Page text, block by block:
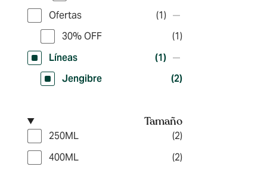
Ofertas
(1)
30% OFF
(1)
Líneas
(1)
Jengibre
(2)
Tamaño
250ML
(2)
400ML
(2)